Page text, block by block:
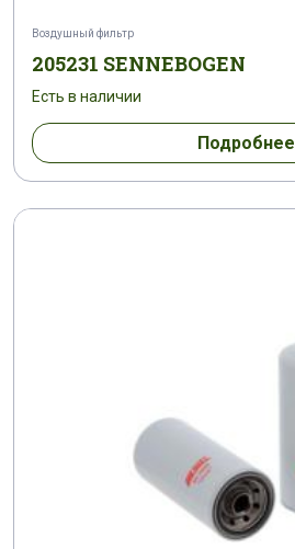
Воздушный фильтр
205231 SENNEBOGEN
Есть в наличии
Подробнее